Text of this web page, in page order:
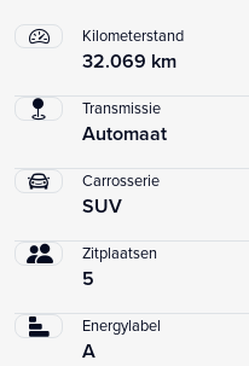
Kilometerstand
32.069 km
Transmissie
Automaat
Carrosserie
SUV
Zitplaatsen
5
Energylabel
A